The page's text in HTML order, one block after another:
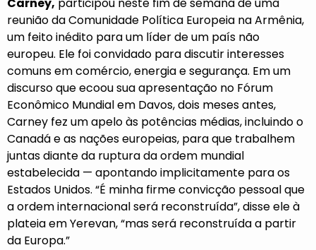
Carney, participou neste fim de semana de uma
reunião da Comunidade Política Europeia na Armênia,
um feito inédito para um líder de um país não
europeu. Ele foi convidado para discutir interesses
comuns em comércio, energia e segurança. Em um
discurso que ecoou sua apresentação no Fórum
Econômico Mundial em Davos, dois meses antes,
Carney fez um apelo às potências médias, incluindo o
Canadá e as nações europeias, para que trabalhem
juntas diante da ruptura da ordem mundial
estabelecida — apontando implicitamente para os
Estados Unidos. “É minha firme convicção pessoal que
a ordem internacional será reconstruída”,disse ele à
plateia em Yerevan,“mas será reconstruída a partir
da Europa.”